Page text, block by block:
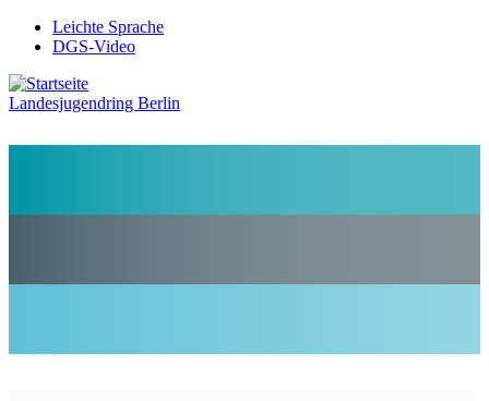
Direkt
zum
Preheader
Menü
Leichte Sprache
DGS-Video
Landesjugendring Berlin